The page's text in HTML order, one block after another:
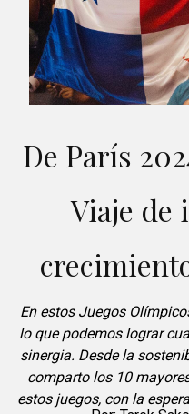
De París
Viaje de
En estos Juegos
lo que podemos lograr
sinergia. Desde la
comparto los 10
estos juegos, con la